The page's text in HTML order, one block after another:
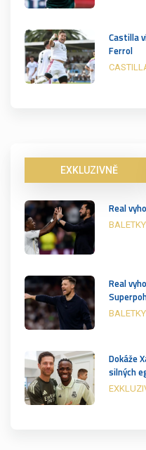
Castilla
Ferrol
EXKLUZIVNĚ
Real
BALETKY
Real
BALETKY
Dokáže
silných